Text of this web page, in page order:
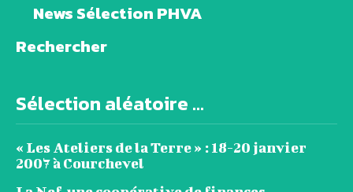
News Sélection PHVA
Rechercher
Sélection aléatoire ...
« Les Ateliers de la Terre » : 18-20 janvier
2007 à Courchevel